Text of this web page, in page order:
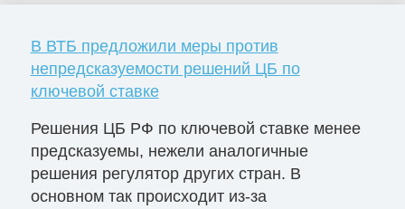
В ВТБ предложили меры против
непредсказуемости решений ЦБ по
ключевой ставке
Решения ЦБ РФ по ключевой ставке менее
предсказуемы, нежели аналогичные
решения регулятор других стран. В
основном так происходит из-за